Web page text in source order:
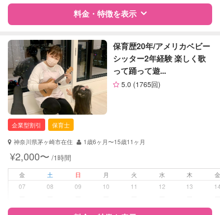
病児対応 病児、病後児、ともに可能
障がい児対応 対応可否は個別に相談
レッスン その他
定期予約 お引き受けしていません
お子様の撮影
（定期特典）
対応不可
料金・特徴を表示
特徴 料金 レビュー
サポートの特徴
資格
企業型割引対象(旧内閣府補助対象)
自治体届出済ベビーシッター
保育士
助産師
対応可能/特徴
早朝対応
夜間対応
保育歴20年/アメリカベビー
シッター2年経験 楽しく歌
って踊って遊...
5.0 (1765回)
企業型割引
保育士
神奈川県茅ヶ崎市在住
1歳6ヶ月〜15歳11ヶ月
¥2,000〜 /1時間
金 土 日 月 火 水 木
07
08 09 10 11 12 13